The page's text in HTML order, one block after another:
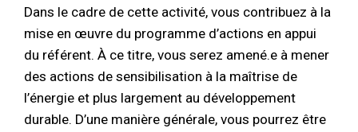
Dans le cadre de cette activité, vous contribuez à la
mise en œuvre du programme d’actions en appui
du référent. À ce titre, vous serez amené.e à mener
des actions de sensibilisation à la maîtrise de
l’énergie et plus largement au développement
durable. D’une manière générale, vous pourrez être